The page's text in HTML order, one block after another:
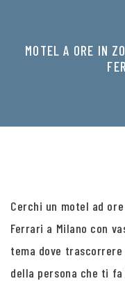
MOTEL A ORE IN
Cerchi un motel ad
Ferrari a Milano con
tema dove
della persona che ti